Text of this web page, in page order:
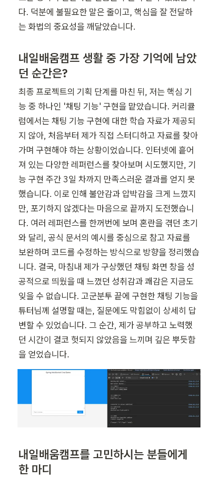
다. 덕분에 불필요한 말은 줄이고, 핵심을 잘 전달하
는 화법의 중요성을 깨달았습니다.
내일배움캠프 생활 중 가장 기억에 남았
던 순간은?
최종 프로젝트의 기획 단계를 마친 뒤, 저는 핵심 기
능 중 하나인 '채팅 기능' 구현을 맡았습니다. 커리큘
럼에서는 채팅 기능 구현에 대한 학습 자료가 제공되
지 않아, 처음부터 제가 직접 스터디하고 자료를 찾아
가며 구현해야 하는 상황이었습니다. 인터넷에 흩어
져 있는 다양한 레퍼런스를 찾아보며 시도했지만, 기
능 구현 주간 3일 차까지 만족스러운 결과를 얻지 못
했습니다. 이로 인해 불안감과 압박감을 크게 느꼈지
만, 포기하지 않겠다는 마음으로 끝까지 도전했습니
다. 여러 레퍼런스를 한꺼번에 보며 혼란을 겪던 초기
와 달리, 공식 문서의 예시를 중심으로 참고 자료를
보완하며 코드를 수정하는 방식으로 방향을 정리했습
니다. 결국, 마침내 제가 구상했던 채팅 화면 창을 성
공적으로 띄웠을 때 느꼈던 성취감과 쾌감은 지금도
잊을 수 없습니다. 고군분투 끝에 구현한 채팅 기능을
튜터님께 설명할 때는, 질문에도 막힘없이 상세히 답
변할 수 있었습니다. 그 순간, 제가 공부하고 노력했
던 시간이 결코 헛되지 않았음을 느끼며 깊은 뿌듯함
을 얻었습니다.
내일배움캠프를 고민하시는 분들에게
한 마디